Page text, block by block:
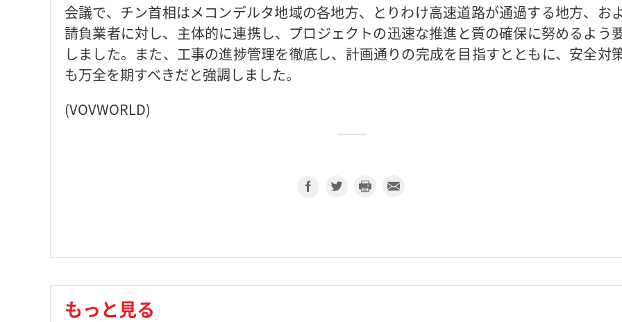
会議で、チン首相はメコンデルタ地域の各地方、とりわけ高速道路が通過する地方、お
請負業者に対し、主体的に連携し、プロジェクトの迅速な推進と質の確保に努めるよう
しました。また、工事の進捗管理を徹底し、計画通りの完成を目指すとともに、安全対
も万全を期すべきだと強調しました。
(VOVWORLD)
もっと見る